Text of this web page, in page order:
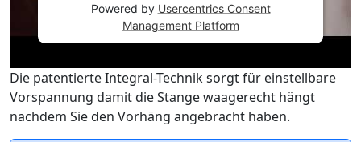
Powered by Usercentrics Consent
Management Platform
Die patentierte Integral-Technik sorgt für einstellbare
Vorspannung damit die Stange waagerecht hängt
nachdem Sie den Vorhäng angebracht haben.